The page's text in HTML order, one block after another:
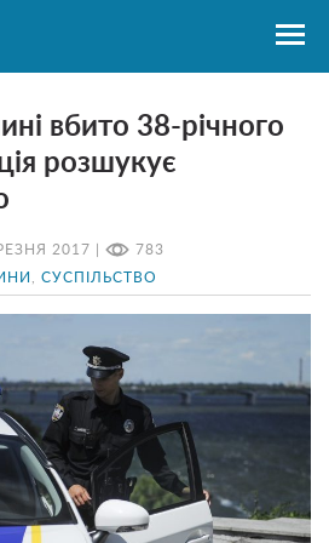
2017 | 783
СУСПІЛЬСТВО
вбито 38-річного
розшукує